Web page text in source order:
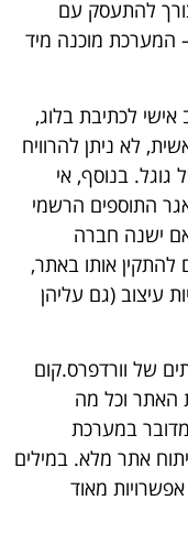
להתעסק עם
המערכת מוכנה מיד
לכתיבת בלוג,
לא ניתן להרוויח
בנוסף, אי
התוספים הרשמי
ישנה חברה
להתקין אותו באתר,
עיצוב (גם עליהן
של וורדפרס.קום
האתר וכל מה
מדובר במערכת
אתר מלא. במילים
מאוד